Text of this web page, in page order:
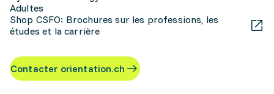
Adultes
Shop CSFO: Brochures sur les professions, les
études et la carrière
Contacter orientation.ch